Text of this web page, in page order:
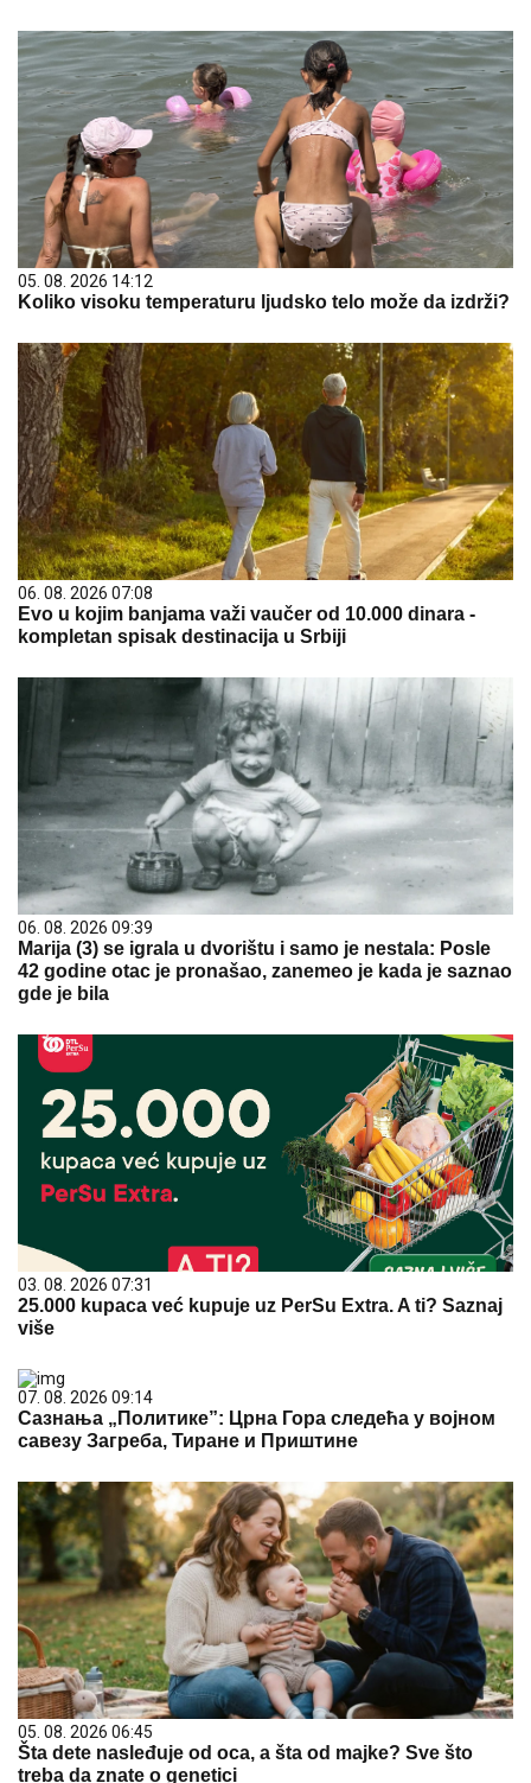
05. 08. 2026 14:12
Koliko visoku temperaturu ljudsko telo može da izdrži?
06. 08. 2026 07:08
Evo u kojim banjama važi vaučer od 10.000 dinara -
kompletan spisak destinacija u Srbiji
06. 08. 2026 09:39
Marija (3) se igrala u dvorištu i samo je nestala: Posle
42 godine otac je pronašao, zanemeo je kada je saznao
gde je bila
03. 08. 2026 07:31
25.000 kupaca već kupuje uz PerSu Extra. A ti? Saznaj
više
07. 08. 2026 09:14
Сазнања „Политике”: Црна Гора следећа у војном
савезу Загреба, Тиране и Приштине
05. 08. 2026 06:45
Šta dete nasleđuje od oca, a šta od majke? Sve što
treba da znate o genetici